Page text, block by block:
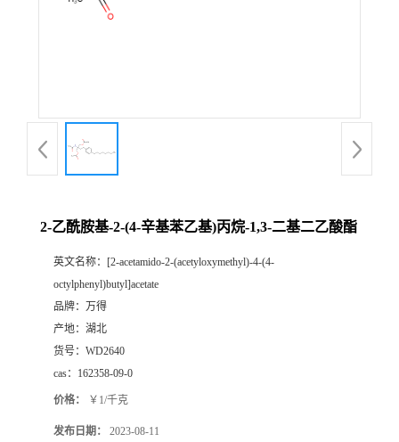
2-乙酰胺基-2-(4-辛基苯乙基)丙烷-1,3-二基二乙酸酯
英文名称： [2-acetamido-2-(acetyloxymethyl)-4-(4-
octylphenyl)butyl]acetate
品牌： 万得
产地： 湖北
货号： WD2640
cas： 162358-09-0
价格： ￥1/千克
发布日期： 2023-08-11